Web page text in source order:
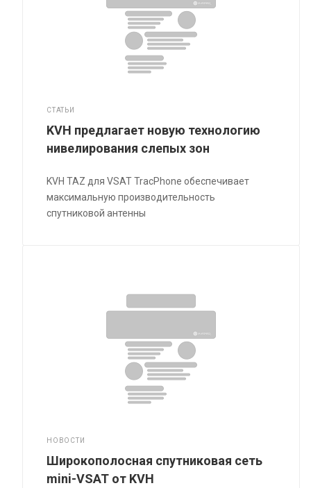
СТАТЬИ
KVH предлагает новую технологию
нивелирования слепых зон
KVH TAZ для VSAT TracPhone обеспечивает
максимальную производительность
спутниковой антенны
НОВОСТИ
Широкополосная спутниковая сеть
mini-VSAT от KVH